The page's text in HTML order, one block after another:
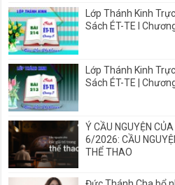
Lớp Thánh Kinh
Sách ÉT-TE I
Lớp Thánh Kinh
Sách ÉT-TE |
Ý CẦU NGUYỆN
6/2026: CẦU
THỂ THAO